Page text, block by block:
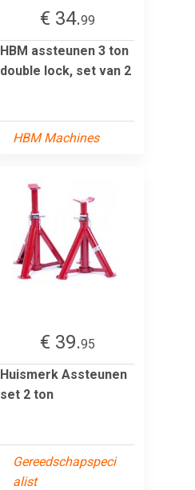
€ 34.99
HBM assteunen 3 ton
double lock, set van 2
HBM Machines
€ 39.95
Huismerk Assteunen
set 2 ton
Gereedschapspeci
alist